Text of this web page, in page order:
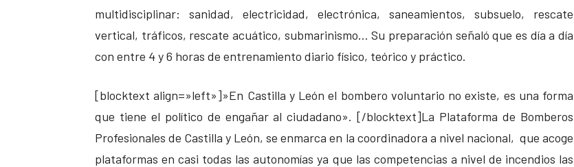
multidisciplinar: sanidad, electricidad, electrónica, saneamientos, subsuelo, rescate
vertical, tráficos, rescate acuático, submarinismo… Su preparación señaló que es día a día
con entre 4 y 6 horas de entrenamiento diario físico, teórico y práctico.
[blocktext align=»left»]»En Castilla y León el bombero voluntario no existe, es una forma
que tiene el político de engañar al ciudadano». [/blocktext]La Plataforma de Bomberos
Profesionales de Castilla y León, se enmarca en la coordinadora a nivel nacional, que acoge
plataformas en casi todas las autonomías ya que las competencias a nivel de incendios las